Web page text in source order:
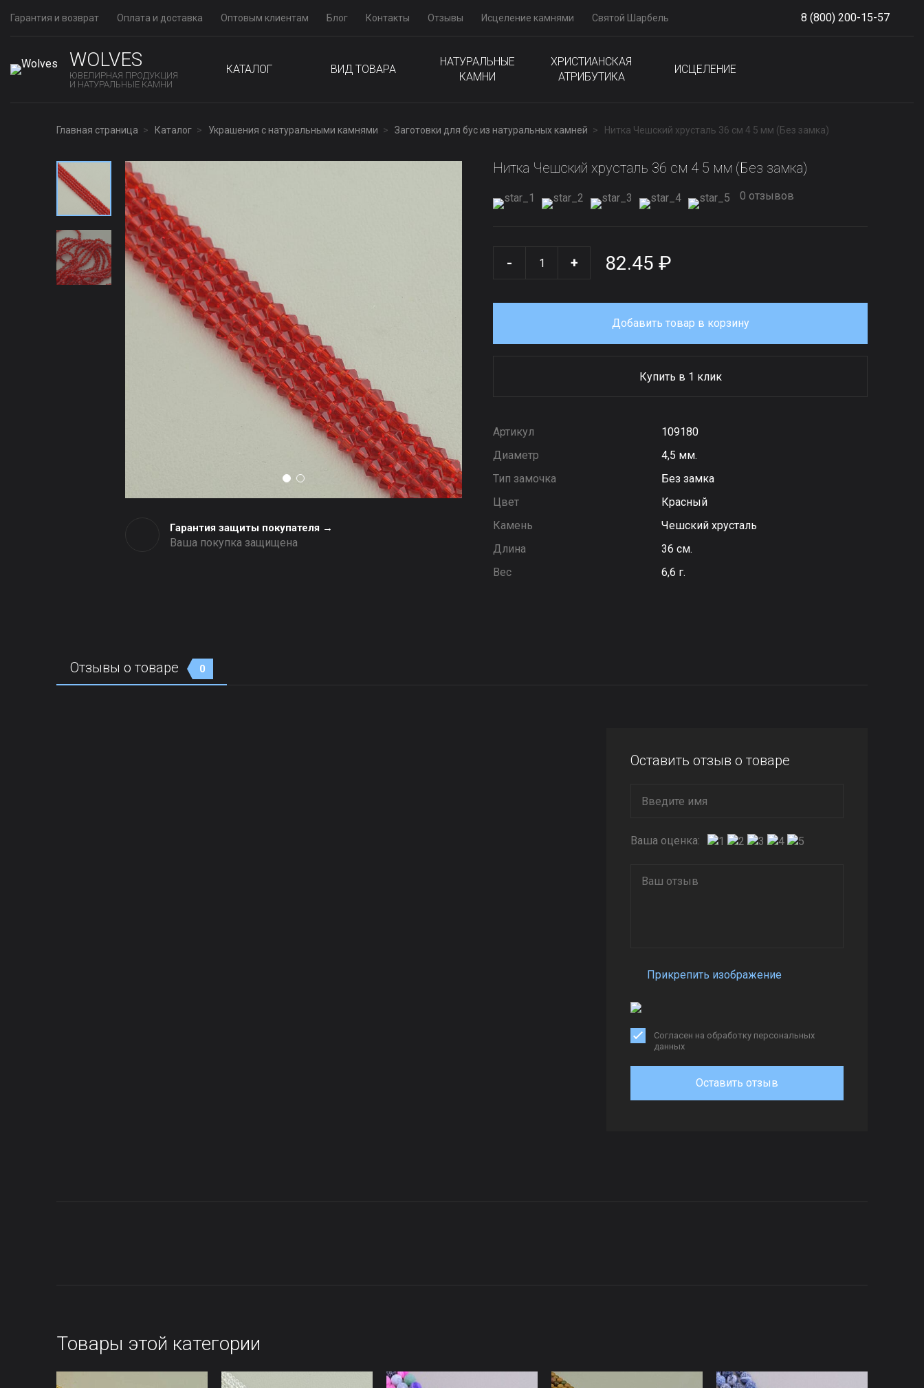
Гарантия и возврат Оплата и доставка Оптовым клиентам Блог Контакты Отзывы Исцеление камнями Святой Шарбель 8 (800) 200-15-57
WOLVES
ЮВЕЛИРНАЯ ПРОДУКЦИЯ
И НАТУРАЛЬНЫЕ КАМНИ
КАТАЛОГ ВИД ТОВАРА
НАТУРАЛЬНЫЕ
КАМНИ
ХРИСТИАНСКАЯ
АТРИБУТИКА
ИСЦЕЛЕНИЕ
Главная страница Каталог Украшения с натуральными камнями Заготовки для бус из натуральных камней Нитка Чешский хрусталь 36 см 4 5 мм (Без замка)
Гарантия защиты покупателя →
Ваша покупка защищена
Нитка Чешский хрусталь 36 см 4 5 мм (Без замка)
0 отзывов
- + 82.45 ₽
Добавить товар в корзину
Купить в 1 клик
Артикул
109180
Диаметр
4,5 мм.
Тип замочка
Без замка
Цвет
Красный
Камень
Чешский хрусталь
Длина
36 см.
Вес
6,6 г.
Отзывы о товаре 0
Оставить отзыв о товаре
Ваша оценка:
Прикрепить изображение
Согласен на обработку персональных
данных
Оставить отзыв
Товары этой категории